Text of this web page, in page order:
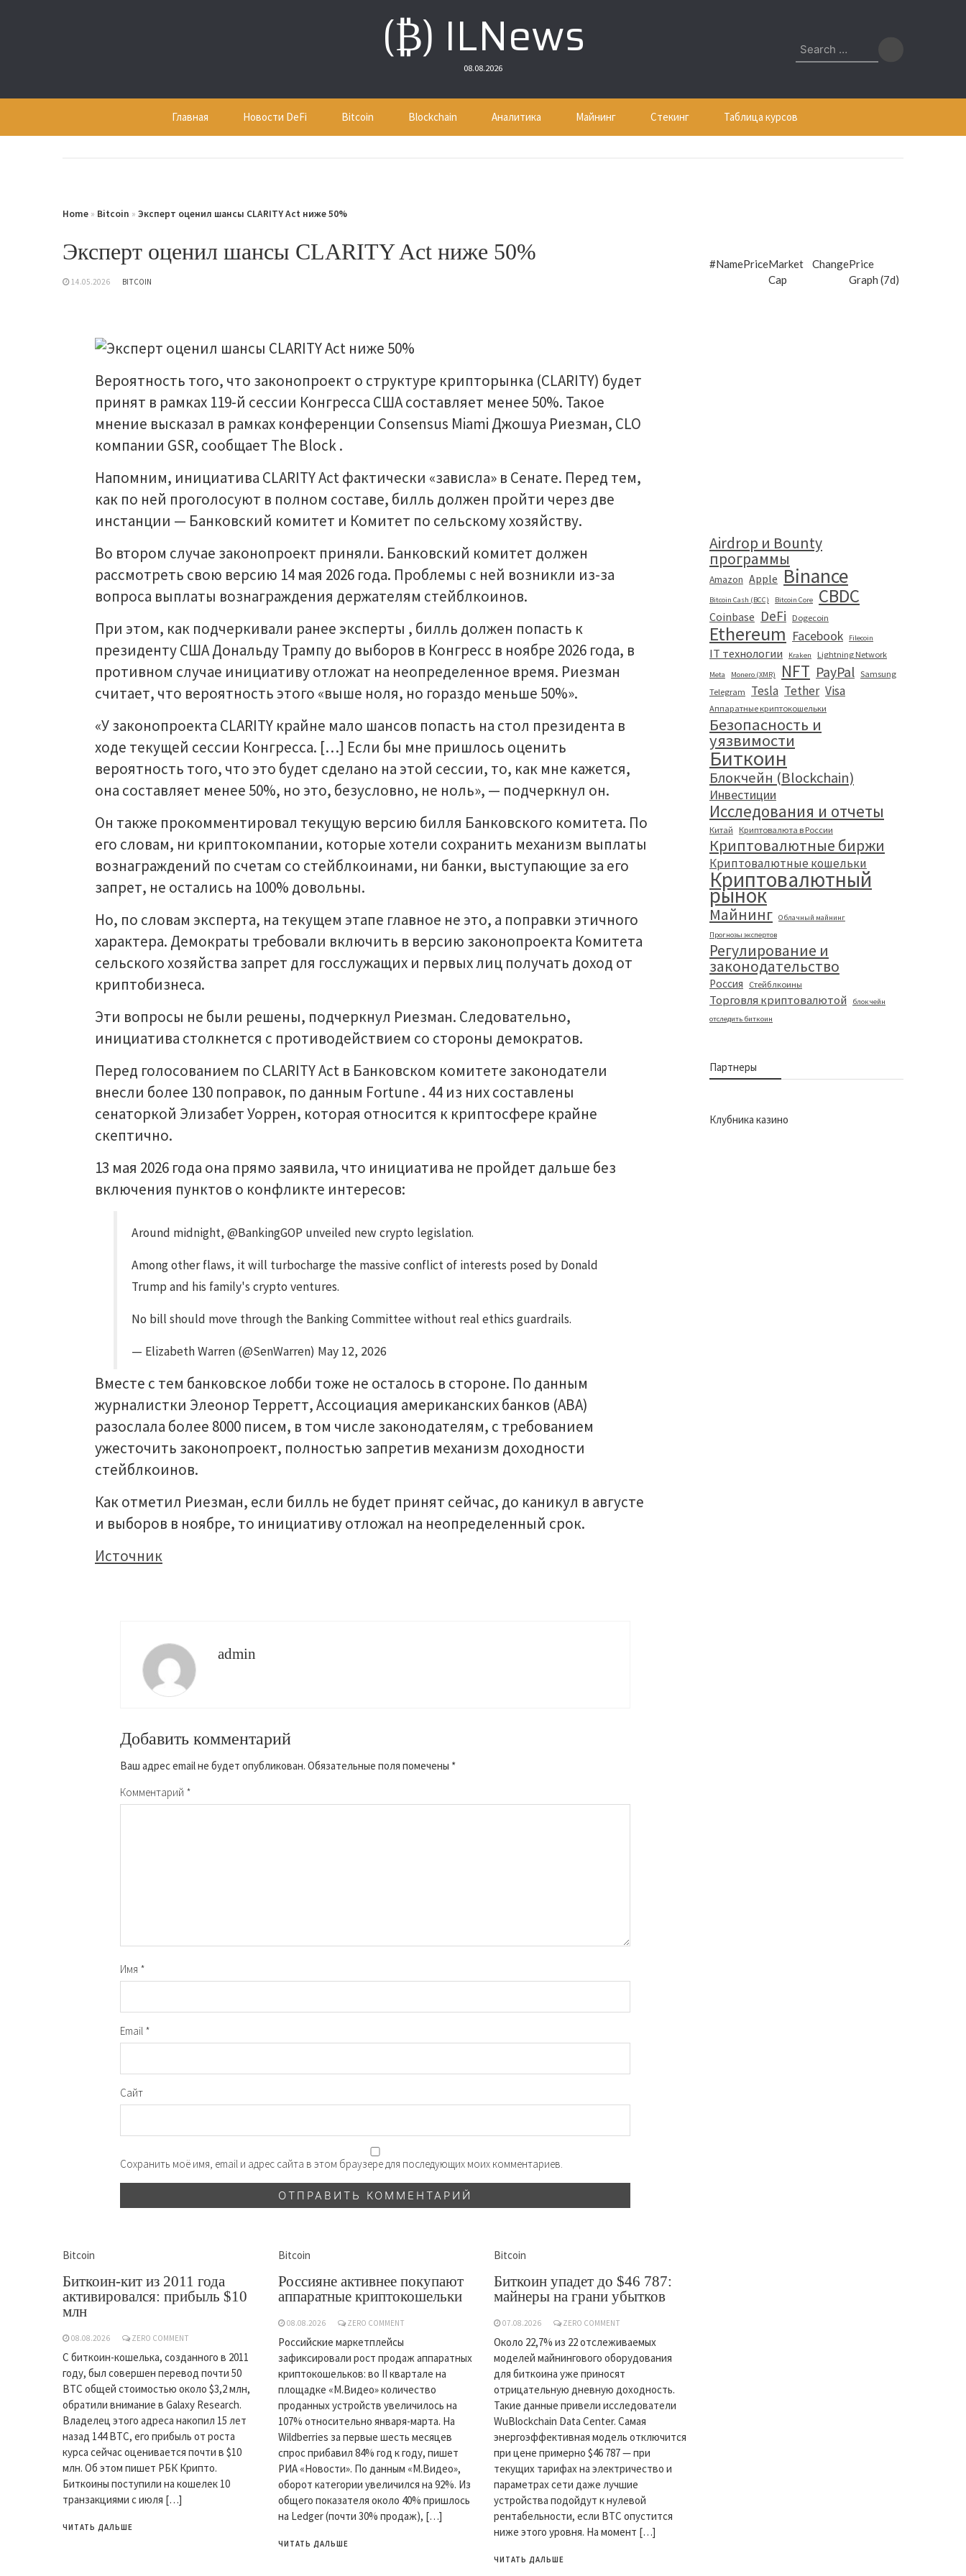
(₿) ILNews
08.08.2026
Search
for:
Главная Новости DeFi Bitcoin Blockchain Аналитика Майнинг Стекинг Таблица курсов
Home » Bitcoin » Эксперт оценил шансы CLARITY Act ниже 50%
Эксперт оценил шансы CLARITY Act ниже 50%
14.05.2026 BITCOIN
Вероятность того, что законопроект о структуре крипторынка (CLARITY) будет
принят в рамках 119-й сессии Конгресса США составляет менее 50%. Такое
мнение высказал в рамках конференции Consensus Miami Джошуа Риезман, CLO
компании GSR, сообщает The Block .
Напомним, инициатива CLARITY Act фактически «зависла» в Сенате. Перед тем,
как по ней проголосуют в полном составе, билль должен пройти через две
инстанции — Банковский комитет и Комитет по сельскому хозяйству.
Во втором случае законопроект приняли. Банковский комитет должен
рассмотреть свою версию 14 мая 2026 года. Проблемы с ней возникли из-за
вопроса выплаты вознаграждения держателям стейблкоинов.
При этом, как подчеркивали ранее эксперты , билль должен попасть к
президенту США Дональду Трампу до выборов в Конгресс в ноябре 2026 года, в
противном случае инициативу отложат на неопределенное время. Риезман
считает, что вероятность этого «выше ноля, но гораздо меньше 50%».
«У законопроекта CLARITY крайне мало шансов попасть на стол президента в
ходе текущей сессии Конгресса. […] Если бы мне пришлось оценить
вероятность того, что это будет сделано на этой сессии, то, как мне кажется,
она составляет менее 50%, но это, безусловно, не ноль», — подчеркнул он.
Он также прокомментировал текущую версию билля Банковского комитета. По
его словам, ни криптокомпании, которые хотели сохранить механизм выплаты
вознаграждений по счетам со стейблкоинами, ни банки, выступающие за его
запрет, не остались на 100% довольны.
Но, по словам эксперта, на текущем этапе главное не это, а поправки этичного
характера. Демократы требовали включить в версию законопроекта Комитета
сельского хозяйства запрет для госслужащих и первых лиц получать доход от
криптобизнеса.
Эти вопросы не были решены, подчеркнул Риезман. Следовательно,
инициатива столкнется с противодействием со стороны демократов.
Перед голосованием по CLARITY Act в Банковском комитете законодатели
внесли более 130 поправок, по данным Fortune . 44 из них составлены
сенаторкой Элизабет Уоррен, которая относится к криптосфере крайне
скептично.
13 мая 2026 года она прямо заявила, что инициатива не пройдет дальше без
включения пунктов о конфликте интересов:
Around midnight, @BankingGOP unveiled new crypto legislation.
Among other flaws, it will turbocharge the massive conflict of interests posed by Donald
Trump and his family's crypto ventures.
No bill should move through the Banking Committee without real ethics guardrails.
— Elizabeth Warren (@SenWarren) May 12, 2026
Вместе с тем банковское лобби тоже не осталось в стороне. По данным
журналистки Элеонор Терретт, Ассоциация американских банков (ABA)
разослала более 8000 писем, в том числе законодателям, с требованием
ужесточить законопроект, полностью запретив механизм доходности
стейблкоинов.
Как отметил Риезман, если билль не будет принят сейчас, до каникул в августе
и выборов в ноябре, то инициативу отложал на неопределенный срок.
Источник
admin
Добавить комментарий
Ваш адрес email не будет опубликован. Обязательные поля помечены *
Комментарий *
Имя *
Email *
Сайт
Сохранить моё имя, email и адрес сайта в этом браузере для последующих моих комментариев.
Bitcoin
Биткоин-кит из 2011 года
активировался: прибыль $10
млн
08.08.2026 ZERO COMMENT
С биткоин-кошелька, созданного в 2011
году, был совершен перевод почти 50
BTC общей стоимостью около $3,2 млн,
обратили внимание в Galaxy Research.
Владелец этого адреса накопил 15 лет
назад 144 BTC, его прибыль от роста
курса сейчас оценивается почти в $10
млн. Об этом пишет РБК Крипто.
Биткоины поступили на кошелек 10
транзакциями с июля […]
ЧИТАТЬ ДАЛЬШЕ
Bitcoin
Россияне активнее покупают
аппаратные криптокошельки
08.08.2026 ZERO COMMENT
Российские маркетплейсы
зафиксировали рост продаж аппаратных
криптокошельков: во II квартале на
площадке «М.Видео» количество
проданных устройств увеличилось на
107% относительно января-марта. На
Wildberries за первые шесть месяцев
спрос прибавил 84% год к году, пишет
РИА «Новости». По данным «М.Видео»,
оборот категории увеличился на 92%. Из
общего показателя около 40% пришлось
на Ledger (почти 30% продаж), […]
ЧИТАТЬ ДАЛЬШЕ
Bitcoin
Биткоин упадет до $46 787:
майнеры на грани убытков
07.08.2026 ZERO COMMENT
Около 22,7% из 22 отслеживаемых
моделей майнингового оборудования
для биткоина уже приносят
отрицательную дневную доходность.
Такие данные привели исследователи
WuBlockchain Data Center. Самая
энергоэффективная модель отключится
при цене примерно $46 787 — при
текущих тарифах на электричество и
параметрах сети даже лучшие
устройства подойдут к нулевой
рентабельности, если BTC опустится
ниже этого уровня. На момент […]
ЧИТАТЬ ДАЛЬШЕ
#NamePriceMarket
Cap
ChangePrice
Graph (7d)
Airdrop и Bounty
программы
Amazon Apple Binance
Bitcoin Cash (BCC) Bitcoin Core CBDC
Coinbase DeFi Dogecoin
Ethereum Facebook Filecoin
IT технологии Kraken Lightning Network
Meta Monero (XMR) NFT PayPal Samsung
Telegram
Tesla Tether Visa
Аппаратные криптокошельки
Безопасность и
уязвимости
Биткоин
Блокчейн (Blockchain)
Инвестиции
Исследования и отчеты
Китай Криптовалюта в России
Криптовалютные биржи
Криптовалютные кошельки
Криптовалютный
рынок
Майнинг
Облачный майнинг
Прогнозы экспертов
Регулирование и
законодательство
Россия Стейблкоины
Торговля криптовалютой
блокчейн
отследить биткоин
Партнеры
Клубника казино